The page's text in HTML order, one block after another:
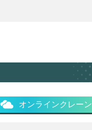
オンラインクレーン